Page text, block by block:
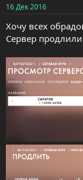
16 Дек 2016
Хочу всех
Сервер